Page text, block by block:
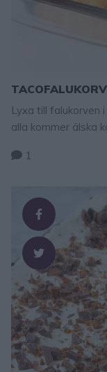
Lyxa till falukorven
alla kommer älska
tacokrydda 1 burk
korven i en
1